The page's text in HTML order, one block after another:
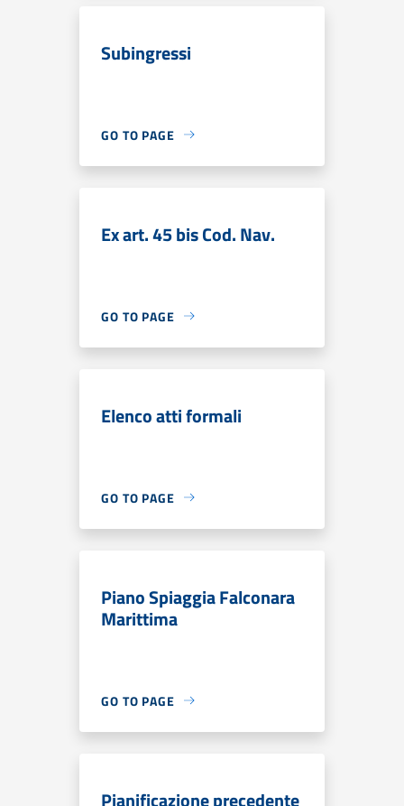
Subingressi
GO TO PAGE
Ex art. 45 bis Cod. Nav.
GO TO PAGE
Elenco atti formali
GO TO PAGE
Piano Spiaggia Falconara
Marittima
GO TO PAGE
Pianificazione precedente